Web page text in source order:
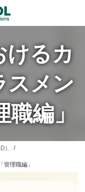
けるカ
スメン
職編」
）
理職編」